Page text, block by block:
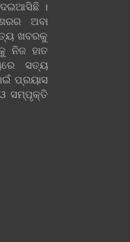
।
ଅବା
ଖବରକୁ
ନିଜ ହାତ
ସତ୍ୟ
ପ୍ରୟାସ
ସମ୍ପୃକ୍ତି